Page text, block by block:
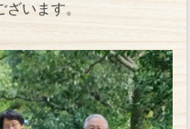
います。